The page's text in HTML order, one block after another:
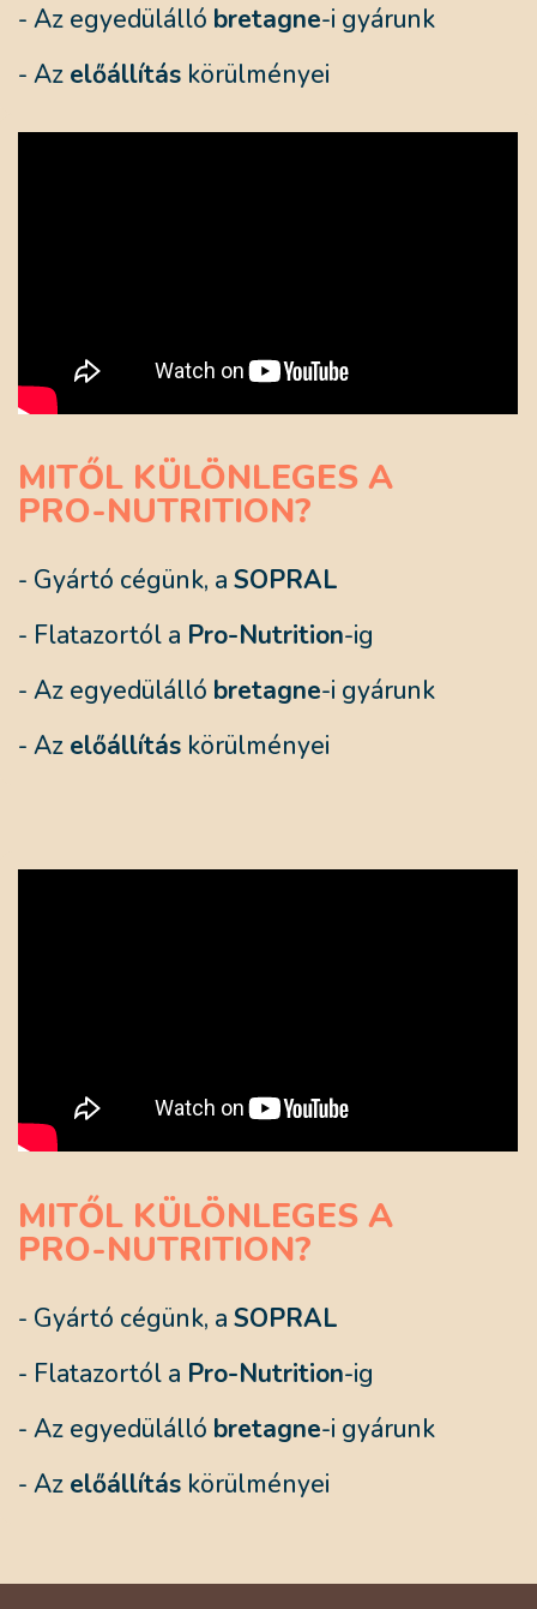
- Az egyedülálló bretagne-i gyárunk
- Az előállítás körülményei
MITŐL KÜLÖNLEGES A
PRO-NUTRITION?
- Gyártó cégünk, a SOPRAL
- Flatazortól a Pro-Nutrition-ig
- Az egyedülálló bretagne-i gyárunk
- Az előállítás körülményei
MITŐL KÜLÖNLEGES A
PRO-NUTRITION?
- Gyártó cégünk, a SOPRAL
- Flatazortól a Pro-Nutrition-ig
- Az egyedülálló bretagne-i gyárunk
- Az előállítás körülményei